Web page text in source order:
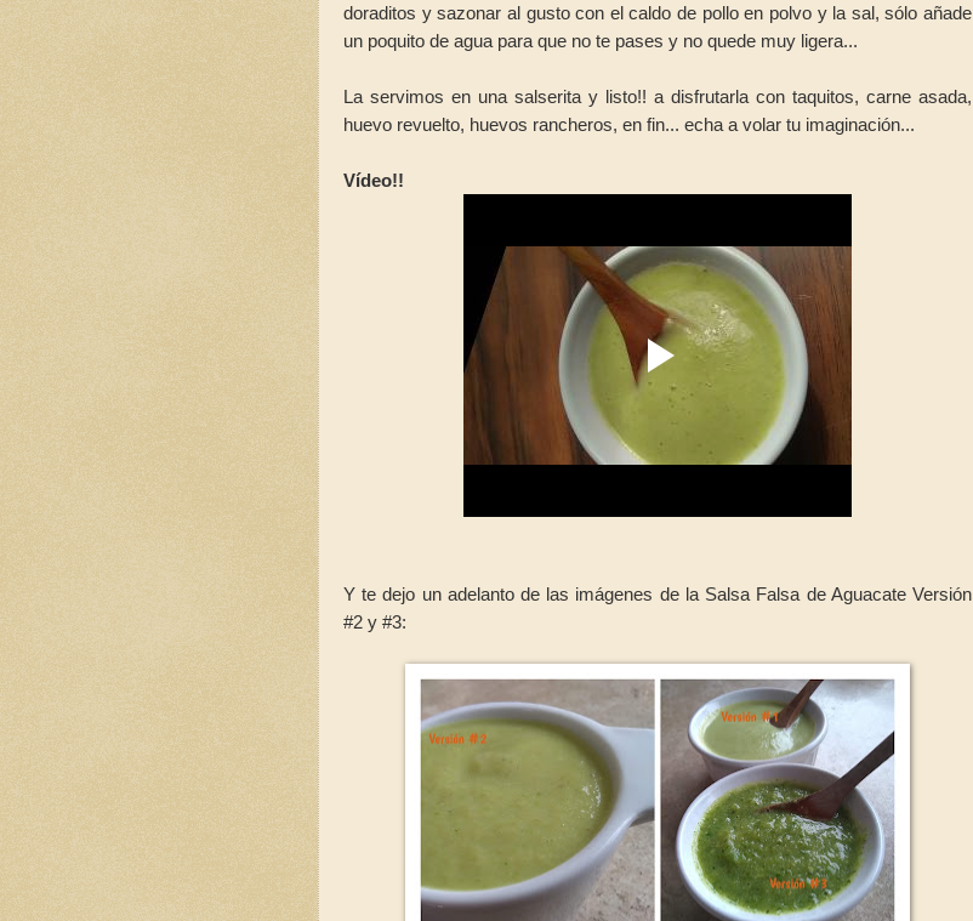
doraditos y sazonar al gusto con el caldo de pollo en polvo y la sal, sólo añade
un poquito de agua para que no te pases y no quede muy ligera...
La servimos en una salserita y listo!! a disfrutarla con taquitos, carne asada,
huevo revuelto, huevos rancheros, en fin... echa a volar tu imaginación...
Vídeo!!
Y te dejo un adelanto de las imágenes de la Salsa Falsa de Aguacate Versión
#2 y #3: